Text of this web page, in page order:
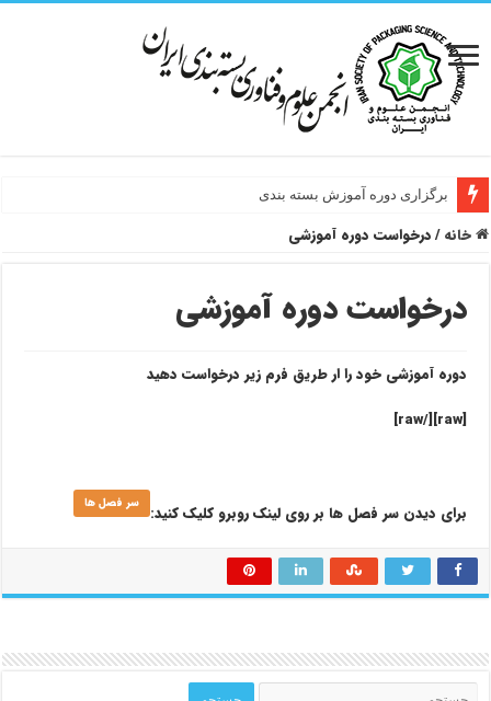
برگزاری دوره آموزش بسته بندی
خانه /درخواست دوره آموزشی
درخواست دوره آموزشی
دوره آموزشی خود را ار طریق فرم زیر درخواست دهید
[raw][/raw]
برای دیدن سر فصل ها بر روی لینک روبرو کلیک کنید: سر فصل ها